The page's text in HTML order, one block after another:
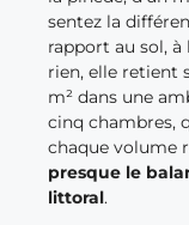
sentez la
rapport au sol, à
rien, elle retient
m² dans une
cinq chambres,
chaque volume
presque le
littoral.